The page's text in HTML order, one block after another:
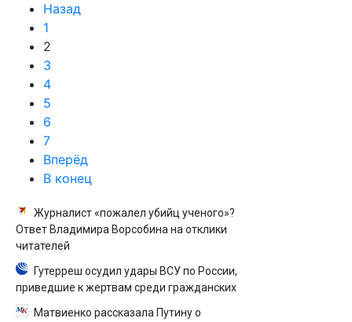
Назад
1
2
3
4
5
6
7
Вперёд
В конец
Журналист «пожалел убийц ученого»?
Ответ Владимира Ворсобина на отклики
читателей
Гутерреш осудил удары ВСУ по России,
приведшие к жертвам среди гражданских
Матвиенко рассказала Путину о